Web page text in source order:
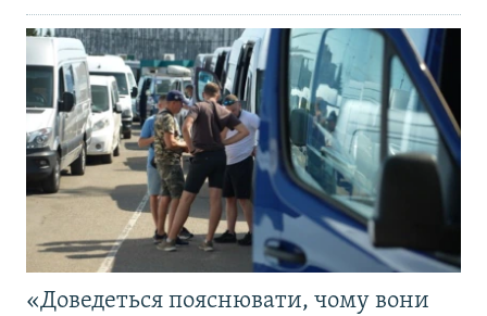
«Доведеться пояснювати, чому вони